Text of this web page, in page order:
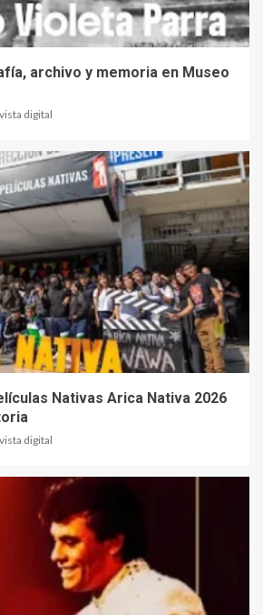
archivo y memoria en Museo
digital
Nativas Arica Nativa 2026
digital